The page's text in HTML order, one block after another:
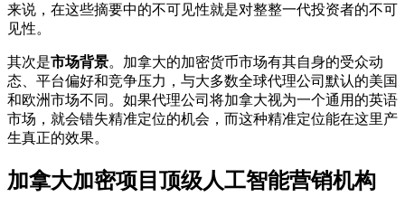
来说，在这些摘要中的不可见性就是对整整一代投资者的不可
见性。
其次是市场背景。加拿大的加密货币市场有其自身的受众动
态、平台偏好和竞争压力，与大多数全球代理公司默认的美国
和欧洲市场不同。如果代理公司将加拿大视为一个通用的英语
市场，就会错失精准定位的机会，而这种精准定位能在这里产
生真正的效果。
加拿大加密项目顶级人工智能营销机构